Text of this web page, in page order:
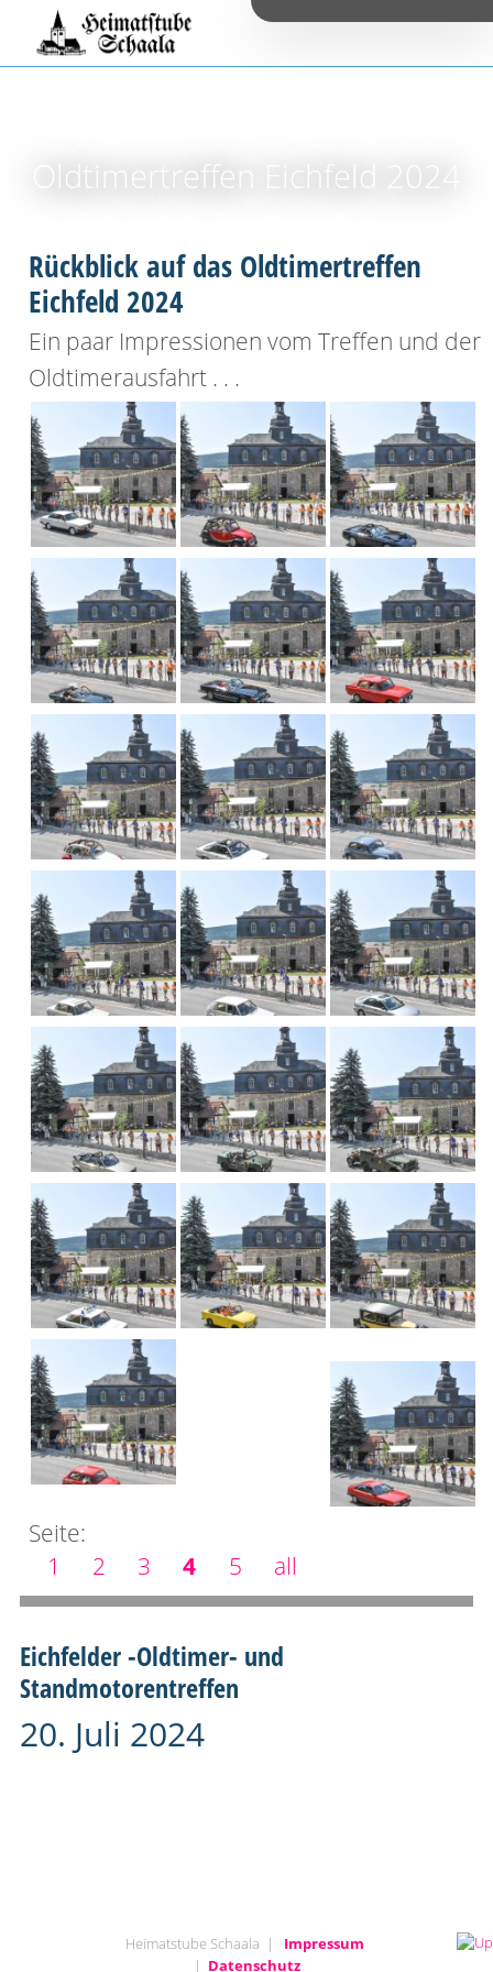
Oldtimertreffen Eichfeld 2024
Rückblick auf das Oldtimertreffen
Eichfeld 2024
Ein paar Impressionen vom Treffen und der
Oldtimerausfahrt . . .
Seite:
1
2 3 4 5 all
Eichfelder -Oldtimer- und
Standmotorentreffen
20. Juli 2024
Heimatstube Schaala | Impressum
| Datenschutz